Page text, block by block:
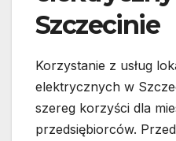
Szczecinie
Korzystanie z usług
elektrycznych w
szereg korzyści dla
przedsiębiorców.